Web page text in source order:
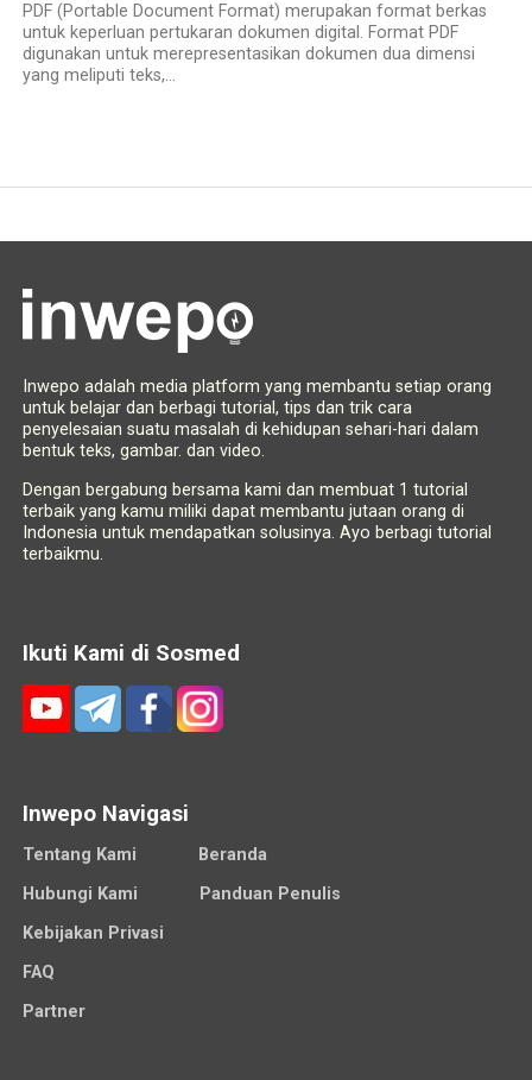
PDF (Portable Document Format) merupakan format berkas
untuk keperluan pertukaran dokumen digital. Format PDF
digunakan untuk merepresentasikan dokumen dua dimensi
yang meliputi teks,...
Inwepo adalah media platform yang membantu setiap orang
untuk belajar dan berbagi tutorial, tips dan trik cara
penyelesaian suatu masalah di kehidupan sehari-hari dalam
bentuk teks, gambar. dan video.
Dengan bergabung bersama kami dan membuat 1 tutorial
terbaik yang kamu miliki dapat membantu jutaan orang di
Indonesia untuk mendapatkan solusinya. Ayo berbagi tutorial
terbaikmu.
Ikuti Kami di Sosmed
Inwepo Navigasi
Tentang Kami
Beranda
Hubungi Kami
Panduan Penulis
Kebijakan Privasi
FAQ
Partner